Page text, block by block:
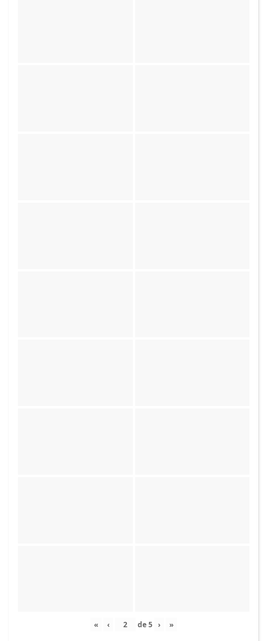
« ‹ de5 › »